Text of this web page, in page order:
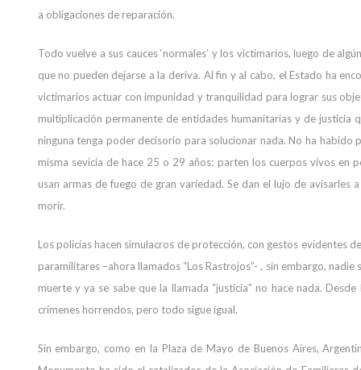
a obligaciones de reparación.
Todo vuelve a sus cauces ‘normales’ y los victimarios, luego de
que no pueden dejarse a la deriva. Al fin y al cabo, el Estado ha
victimarios actuar con impunidad y tranquilidad para lograr sus
multiplicación permanente de entidades humanitarias y de justicia
ninguna tenga poder decisorio para solucionar nada. No ha
misma sevicia de hace 25 o 29 años: parten los cuerpos vivos en
usan armas de fuego de gran variedad. Se dan el lujo de
morir.
Los policías hacen simulacros de protección, con gestos evidentes
paramilitares –ahora llamados “Los Rastrojos”- , sin embargo,
muerte y ya se sabe que la llamada “justicia” no hace nada.
crímenes horrendos, pero todo sigue igual.
Sin embargo, como en la Plaza de Mayo de Buenos Aires,